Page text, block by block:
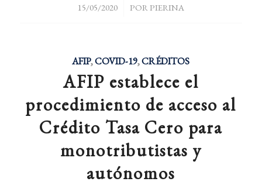
15/05/2020
/ POR PIERINA
AFIP,COVID-19,CRÉDITOS
AFIP establece el
procedimiento de acceso al
Crédito Tasa Cero para
monotributistas y
autónomos